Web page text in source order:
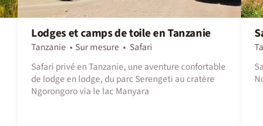
Lodges et camps de toile en Tanzanie
Tanzanie Sur mesure
Safari
Safari privé en Tanzanie, une aventure confortable
de lodge en lodge, du parc Serengeti au cratère
Ngorongoro via le lac Manyara